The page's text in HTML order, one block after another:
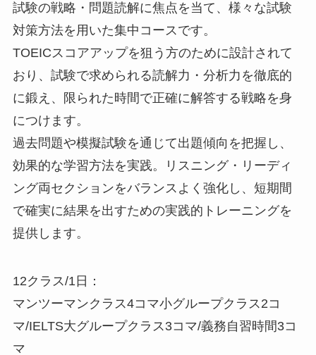
試験の戦略・問題読解に焦点を当て、様々な試験
対策方法を用いた集中コースです。
TOEICスコアアップを狙う方のために設計されて
おり、試験で求められる読解力・分析力を徹底的
に鍛え、限られた時間で正確に解答する戦略を身
につけます。
過去問題や模擬試験を通じて出題傾向を把握し、
効果的な学習方法を実践。リスニング・リーディ
ング両セクションをバランスよく強化し、短期間
で確実に結果を出すための実践的トレーニングを
提供します。
12クラス/1日：
マンツーマンクラス4コマ小グループクラス2コ
マ/IELTS大グループクラス3コマ/義務自習時間3コ
マ